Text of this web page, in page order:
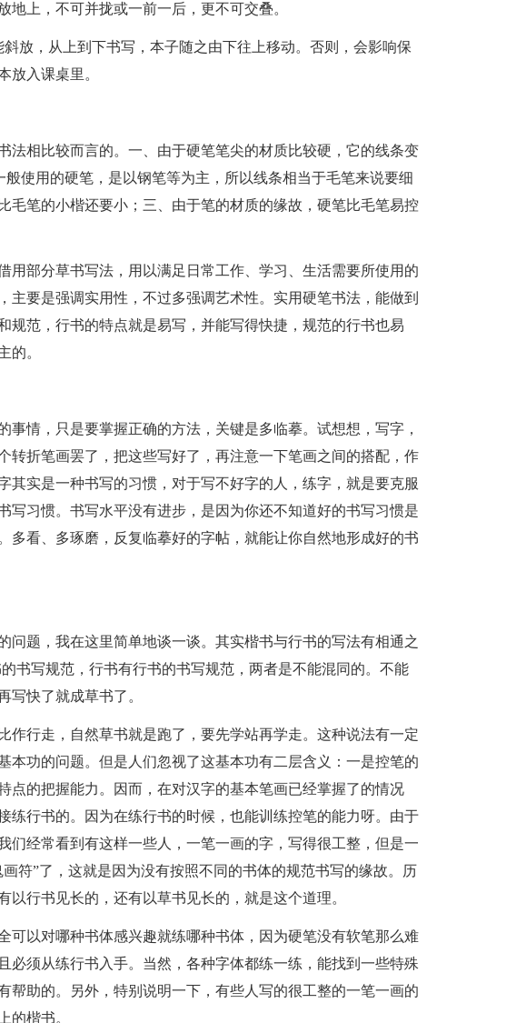
上，不可并拢或一前一后，更不可交叠。
放，从上到下书写，本子随之由下往上移动。否则，会影响保
放入课桌里。
法相比较而言的。一、由于硬笔笔尖的材质比较硬，它的线条变
使用的硬笔，是以钢笔等为主，所以线条相当于毛笔来说要细
毛笔的小楷还要小；三、由于笔的材质的缘故，硬笔比毛笔易控
用部分草书写法，用以满足日常工作、学习、生活需要所使用的
主要是强调实用性，不过多强调艺术性。实用硬笔书法，能做到
规范，行书的特点就是易写，并能写得快捷，规范的行书也易
的。
事情，只是要掌握正确的方法，关键是多临摹。试想想，写字，
转折笔画罢了，把这些写好了，再注意一下笔画之间的搭配，作
其实是一种书写的习惯，对于写不好字的人，练字，就是要克服
写习惯。书写水平没有进步，是因为你还不知道好的书写习惯是
多看、多琢磨，反复临摹好的字帖，就能让你自然地形成好的书
问题，我在这里简单地谈一谈。其实楷书与行书的写法有相通之
书写规范，行书有行书的书写规范，两者是不能混同的。不能
写快了就成草书了。
作行走，自然草书就是跑了，要先学站再学走。这种说法有一定
本功的问题。但是人们忽视了这基本功有二层含义：一是控笔的
点的把握能力。因而，在对汉字的基本笔画已经掌握了的情况
练行书的。因为在练行书的时候，也能训练控笔的能力呀。由于
们经常看到有这样一些人，一笔一画的字，写得很工整，但是一
符”了，这就是因为没有按照不同的书体的规范书写的缘故。历
以行书见长的，还有以草书见长的，就是这个道理。
可以对哪种书体感兴趣就练哪种书体，因为硬笔没有软笔那么难
必须从练行书入手。当然，各种字体都练一练，能找到一些特殊
帮助的。另外，特别说明一下，有些人写的很工整的一笔一画的
的楷书。